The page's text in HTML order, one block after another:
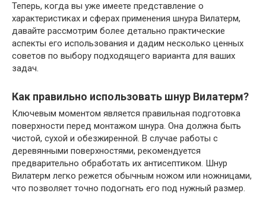
Теперь, когда вы уже имеете представление о
характеристиках и сферах применения шнура Вилатерм,
давайте рассмотрим более детально практические
аспекты его использования и дадим несколько ценных
советов по выбору подходящего варианта для ваших
задач.
Как правильно использовать шнур Вилатерм?
Ключевым моментом является правильная подготовка
поверхности перед монтажом шнура. Она должна быть
чистой, сухой и обезжиренной. В случае работы с
деревянными поверхностями, рекомендуется
предварительно обработать их антисептиком. Шнур
Вилатерм легко режется обычным ножом или ножницами,
что позволяет точно подогнать его под нужный размер.